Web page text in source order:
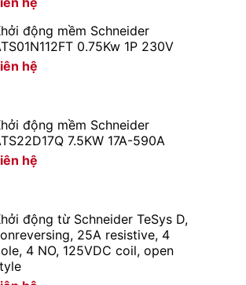
động mềm Schneider
0.75Kw 1P 230V
hệ
động mềm Schneider
7.5KW 17A-590A
hệ
động từ Schneider TeSys D,
25A resistive, 4
4 NO, 125VDC coil, open